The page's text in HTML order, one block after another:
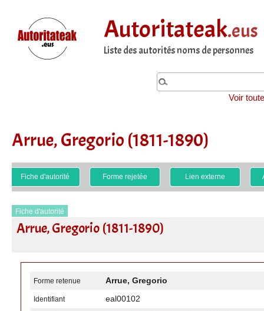
Autoritateak.eus
Liste des autorités noms de personnes
Voir
Arrue, Gregorio (1811-1890)
Fiche d'autorité Forme rejetée Lien externe
Fiche d'autorité
Arrue, Gregorio (1811-1890)
Forme retenue Arrue, Gregorio
Identifiant eal00102